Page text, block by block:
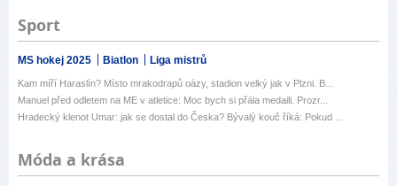
Sport
MS hokej 2025 Biatlon Liga mistrů
Kam míří Haraslín? Místo mrakodrapů oázy, stadion velký jak v Plzni. B...
Manuel před odletem na ME v atletice: Moc bych si přála medaili. Prozr...
Hradecký klenot Umar: jak se dostal do Česka? Bývalý kouč říká: Pokud ...
Móda a krása